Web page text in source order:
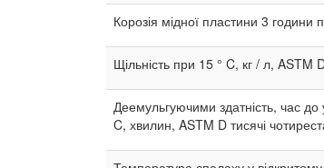
Корозія мідної пластини 3
Щільність при 15 ° C, кг / л, ASTM
Деемульгуючими здатність, час
C, хвилин, ASTM D тисячі